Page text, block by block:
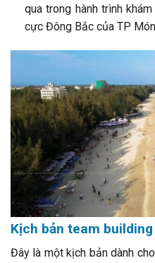
qua trong hành trình
cực Đông Bắc của TP
Kịch bản team
Đây là một kịch bản dành